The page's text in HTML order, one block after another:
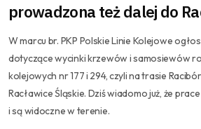
prowadzona też dalej do
W marcu br. PKP Polskie Linie Kolejowe
dotyczące wycinki krzewów i samosiewów
kolejowych nr 177 i 294, czyli na trasie
Racławice Śląskie. Dziś wiadomo już, że
i są widoczne w terenie.